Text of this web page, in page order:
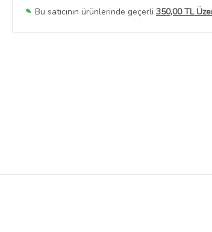
Bu satıcının ürünlerinde geçerli 350,00 TL
Bu SatıcınınTüm Ürünlerini Görüntüle